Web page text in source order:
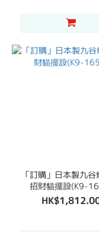
「訂購」日本製九
招財貓擺設(K9-